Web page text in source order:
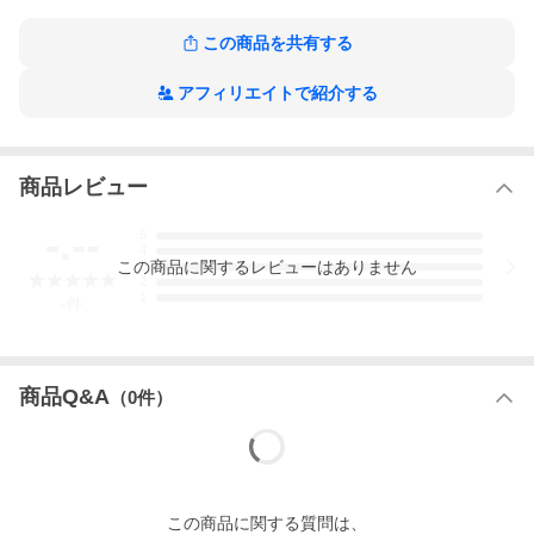
この商品を共有する
アフィリエイトで紹介する
商品レビュー
3
この商品に関するレビューはありません
商品Q&A （0件）
この商品に関する質問は、